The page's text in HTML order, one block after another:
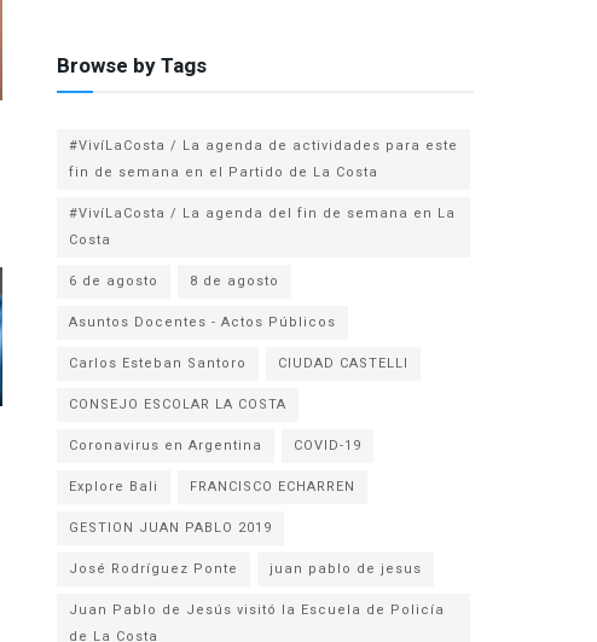
Browse by Tags
#VivíLaCosta / La agenda de actividades para este
fin de semana en el Partido de La Costa
#VivíLaCosta / La agenda del fin de semana en La
Costa
6 de agosto
8 de agosto
Asuntos Docentes - Actos Públicos
Carlos Esteban Santoro
CIUDAD CASTELLI
CONSEJO ESCOLAR LA COSTA
Coronavirus en Argentina
COVID-19
Explore Bali
FRANCISCO ECHARREN
GESTION JUAN PABLO 2019
José Rodríguez Ponte
juan pablo de jesus
Juan Pablo de Jesús visitó la Escuela de Policía